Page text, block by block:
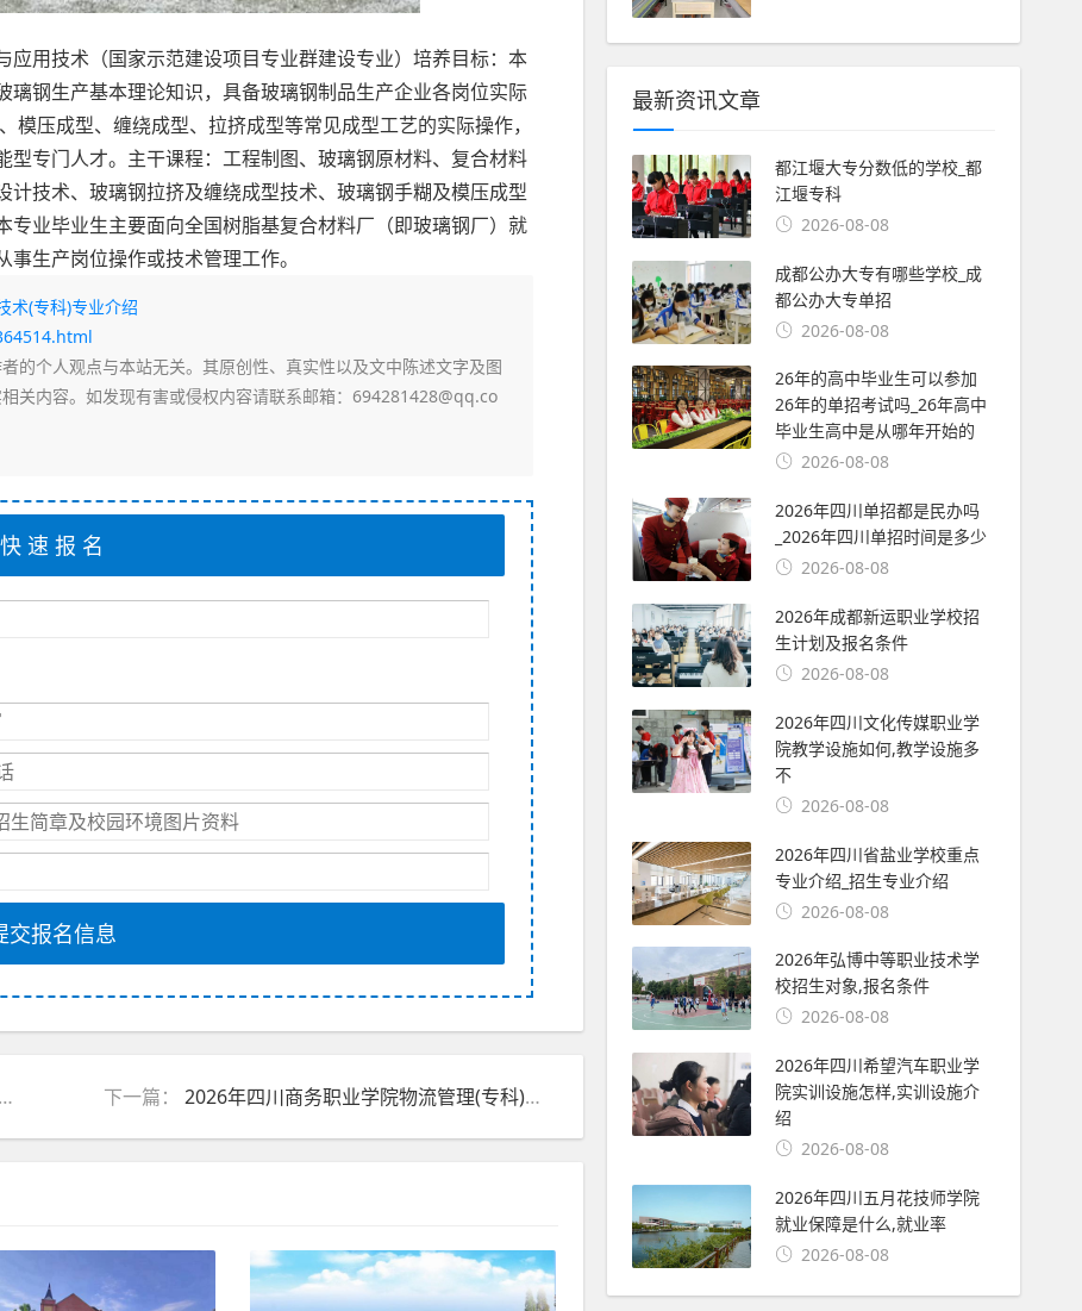
用技术（国家示范建设项目专业群建设专业）培养目标：本
钢生产基本理论知识，具备玻璃钢制品生产企业各岗位实际
压成型、缠绕成型、拉挤成型等常见成型工艺的实际操作，
专门人才。主干课程：工程制图、玻璃钢原材料、复合材料
技术、玻璃钢拉挤及缠绕成型技术、玻璃钢手糊及模压成型
业毕业生主要面向全国树脂基复合材料厂（即玻璃钢厂）就
生产岗位操作或技术管理工作。
术(专科)专业介绍
的个人观点与本站无关。其原创性、真实性以及文中陈述文字及图
关内容。如发现有害或侵权内容请联系邮箱：694281428@qq.co
交报名信息
下一篇： 2026年四川商务职业学院物流管理(专科)专业介绍
最新资讯文章
都江堰大专分数低的学校_都
江堰专科
2026-08-08
成都公办大专有哪些学校_成
都公办大专单招
2026-08-08
26年的高中毕业生可以参加
26年的单招考试吗_26年高中
毕业生高中是从哪年开始的
2026-08-08
2026年四川单招都是民办吗
_2026年四川单招时间是多少
2026-08-08
2026年成都新运职业学校招
生计划及报名条件
2026-08-08
2026年四川文化传媒职业学
院教学设施如何,教学设施多
不
2026-08-08
2026年四川省盐业学校重点
专业介绍_招生专业介绍
2026-08-08
2026年弘博中等职业技术学
校招生对象,报名条件
2026-08-08
2026年四川希望汽车职业学
院实训设施怎样,实训设施介
绍
2026-08-08
2026年四川五月花技师学院
就业保障是什么,就业率
2026-08-08